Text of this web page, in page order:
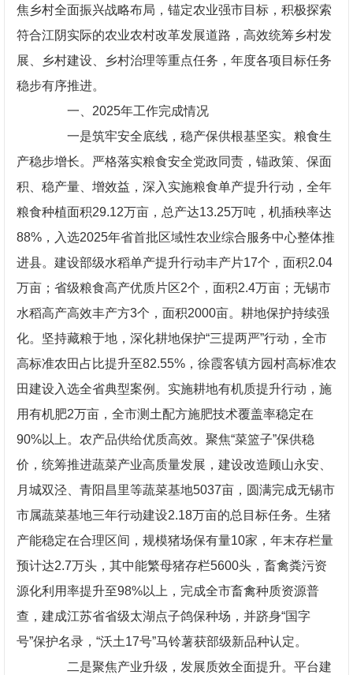
焦乡村全面振兴战略布局，锚定农业强市目标，积极探索
符合江阴实际的农业农村改革发展道路，高效统筹乡村发
展、乡村建设、乡村治理等重点任务，年度各项目标任务
稳步有序推进。
一、2025年工作完成情况
一是筑牢安全底线，稳产保供根基坚实。粮食生
产稳步增长。严格落实粮食安全党政同责，锚政策、保面
积、稳产量、增效益，深入实施粮食单产提升行动，全年
粮食种植面积29.12万亩，总产达13.25万吨，机插秧率达
88%，入选2025年省首批区域性农业综合服务中心整体推
进县。建设部级水稻单产提升行动丰产片17个，面积2.04
万亩；省级粮食高产优质片区2个，面积2.4万亩；无锡市
水稻高产高效丰产方3个，面积2000亩。耕地保护持续强
化。坚持藏粮于地，深化耕地保护“三提两严”行动，全市
高标准农田占比提升至82.55%，徐霞客镇方园村高标准农
田建设入选全省典型案例。实施耕地有机质提升行动，施
用有机肥2万亩，全市测土配方施肥技术覆盖率稳定在
90%以上。农产品供给优质高效。聚焦“菜篮子”保供稳
价，统筹推进蔬菜产业高质量发展，建设改造顾山永安、
月城双泾、青阳昌里等蔬菜基地5037亩，圆满完成无锡市
市属蔬菜基地三年行动建设2.18万亩的总目标任务。生猪
产能稳定在合理区间，规模猪场保有量10家，年末存栏量
预计达2.7万头，其中能繁母猪存栏5600头，畜禽粪污资
源化利用率提升至98%以上，完成全市畜禽种质资源普
查，建成江苏省省级太湖点子鸽保种场，并跻身“国字
号”保护名录，“沃土17号”马铃薯获部级新品种认定。
二是聚焦产业升级，发展质效全面提升。平台建